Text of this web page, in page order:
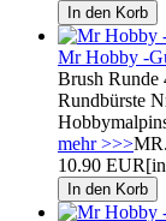
Mr Hobby -
Brush
Rundbürste
mehr >>>
10.90 EUR